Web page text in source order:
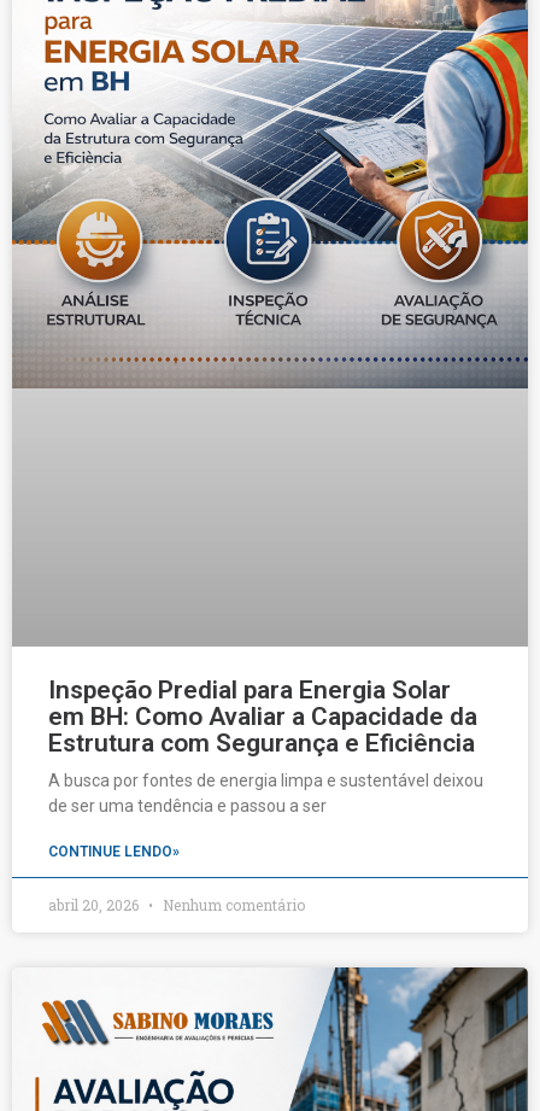
Inspeção Predial para Energia Solar
em BH: Como Avaliar a Capacidade da
Estrutura com Segurança e Eficiência
A busca por fontes de energia limpa e sustentável deixou
de ser uma tendência e passou a ser
CONTINUE LENDO»
abril 20, 2026 Nenhum comentário